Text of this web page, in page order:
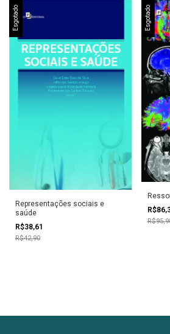
Esgotado
Representações sociais e
saúde
R$38,61
R$42,90
Esgotado